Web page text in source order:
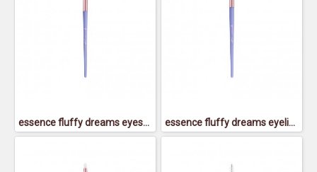
essence fluffy dreams eyeshadow blender brush - เอสเซนส์ ฟลัฟฟี่ย์ ดรีมส์ อายแชโดว์ เบลนเดอร์ บรัช essence fluffy dreams eyeliner brush - เอสเซนส์ ฟลัฟฟี่ย์ ดรีมส์ อายไลเนอร์ บรัช